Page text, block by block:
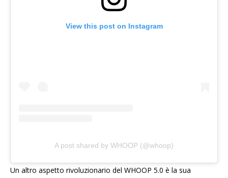
View this post on Instagram
A post shared by WHOOP (@whoop)
Un altro aspetto rivoluzionario del WHOOP 5.0 è la sua